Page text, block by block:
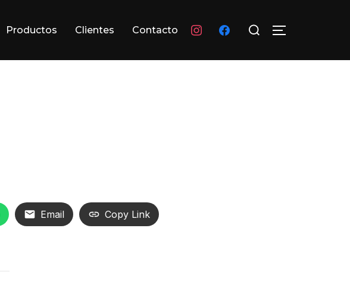
Productos Clientes Contacto instagramfacebook
ALTERNAR
Email Copy Link